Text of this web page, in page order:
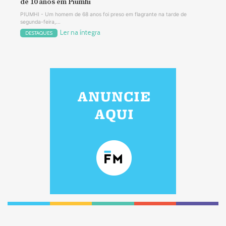
de 10 anos em Piumhi
PIUMHI - Um homem de 68 anos foi preso em flagrante na tarde de
segunda-feira,...
DESTAQUES Ler na íntegra